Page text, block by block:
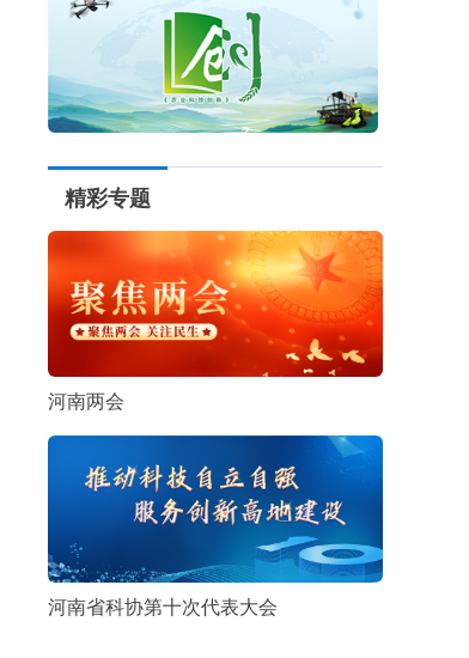
精彩专题
河南两会
河南省科协第十次代表大会